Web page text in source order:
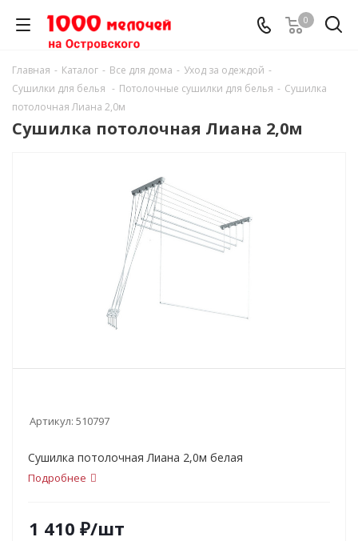
0
Главная - Каталог - Все для дома - Уход за одеждой -
Сушилки для белья - Потолочные сушилки для белья - Сушилка
потолочная Лиана 2,0м
Сушилка потолочная Лиана 2,0м
Артикул: 510797
Сушилка потолочная Лиана 2,0м белая
Подробнее
1 410 ₽/шт